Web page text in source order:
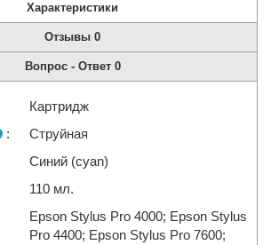
Характеристики
Отзывы 0
Вопрос - Ответ 0
Картридж
:
Струйная
Синий (cyan)
110 мл.
Epson Stylus Pro 4000; Epson Stylus
Pro 4400; Epson Stylus Pro 7600;